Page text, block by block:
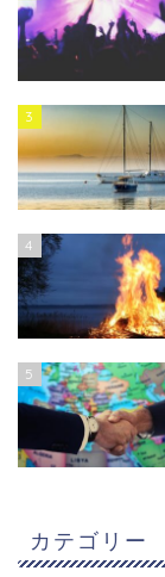
3
4
5
カテゴリー